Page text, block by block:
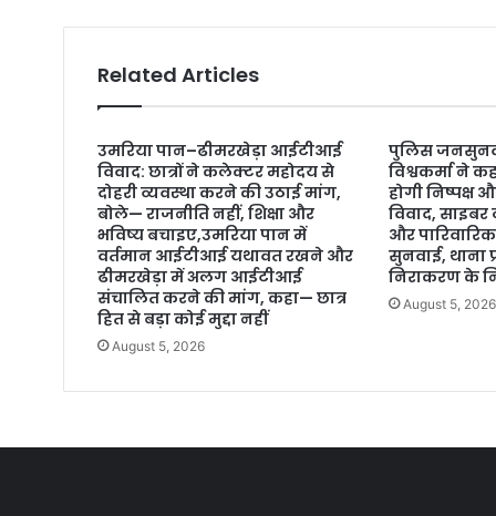
Related Articles
उमरिया पान–ढीमरखेड़ा आईटीआई
विवाद: छात्रों ने कलेक्टर महोदय से
दोहरी व्यवस्था करने की उठाई मांग,
बोले— राजनीति नहीं, शिक्षा और
भविष्य बचाइए,उमरिया पान में
वर्तमान आईटीआई यथावत रखने और
ढीमरखेड़ा में अलग आईटीआई
संचालित करने की मांग, कहा— छात्र
हित से बड़ा कोई मुद्दा नहीं
August 5, 2026
पुलिस
विश्वकर्मा ने
होगी निष्पक्ष
विवाद, साइबर
और
सुनवाई, थाना
निराकरण के
August 5, 2026